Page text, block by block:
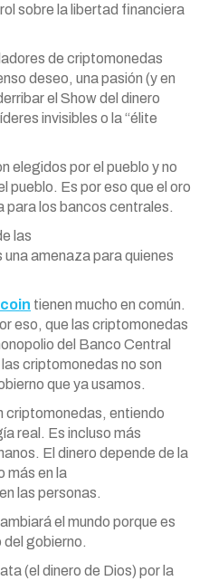
sobre la libertad financiera
de criptomonedas
deseo, una pasión (y en
el Show del dinero
invisibles o la “élite
elegidos por el pueblo y no
pueblo. Es por eso que el oro
para los bancos centrales.
las
una amenaza para quienes
tienen mucho en común.
eso, que las criptomonedas
del Banco Central
criptomonedas no son
que ya usamos.
criptomonedas, entiendo
real. Es incluso más
El dinero depende de la
más en la
las personas.
el mundo porque es
del gobierno.
(el dinero de Dios) por la